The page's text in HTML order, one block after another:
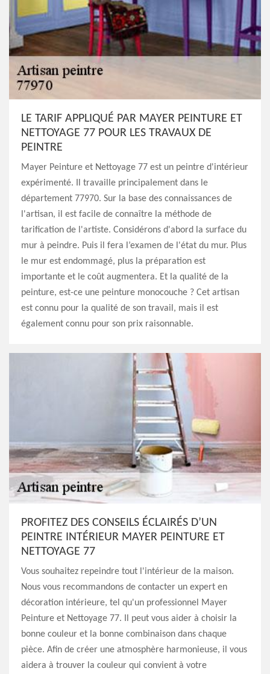
LE TARIF APPLIQUÉ PAR MAYER PEINTURE ET
NETTOYAGE 77 POUR LES TRAVAUX DE
PEINTRE
Mayer Peinture et Nettoyage 77 est un peintre d'intérieur
expérimenté. Il travaille principalement dans le
département 77970. Sur la base des connaissances de
l'artisan, il est facile de connaître la méthode de
tarification de l'artiste. Considérons d'abord la surface du
mur à peindre. Puis il fera l’examen de l'état du mur. Plus
le mur est endommagé, plus la préparation est
importante et le coût augmentera. Et la qualité de la
peinture, est-ce une peinture monocouche ? Cet artisan
est connu pour la qualité de son travail, mais il est
également connu pour son prix raisonnable.
PROFITEZ DES CONSEILS ÉCLAIRÉS D’UN
PEINTRE INTÉRIEUR MAYER PEINTURE ET
NETTOYAGE 77
Vous souhaitez repeindre tout l'intérieur de la maison.
Nous vous recommandons de contacter un expert en
décoration intérieure, tel qu'un professionnel Mayer
Peinture et Nettoyage 77. Il peut vous aider à choisir la
bonne couleur et la bonne combinaison dans chaque
pièce. Afin de créer une atmosphère harmonieuse, il vous
aidera à trouver la couleur qui convient à votre